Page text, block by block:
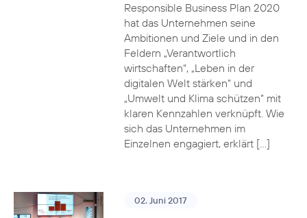
Responsible Business Plan 2020
hat das Unternehmen seine
Ambitionen und Ziele und in den
Feldern „Verantwortlich
wirtschaften“, „Leben in der
digitalen Welt stärken“ und
„Umwelt und Klima schützen“ mit
klaren Kennzahlen verknüpft. Wie
sich das Unternehmen im
Einzelnen engagiert, erklärt […]
02. Juni 2017